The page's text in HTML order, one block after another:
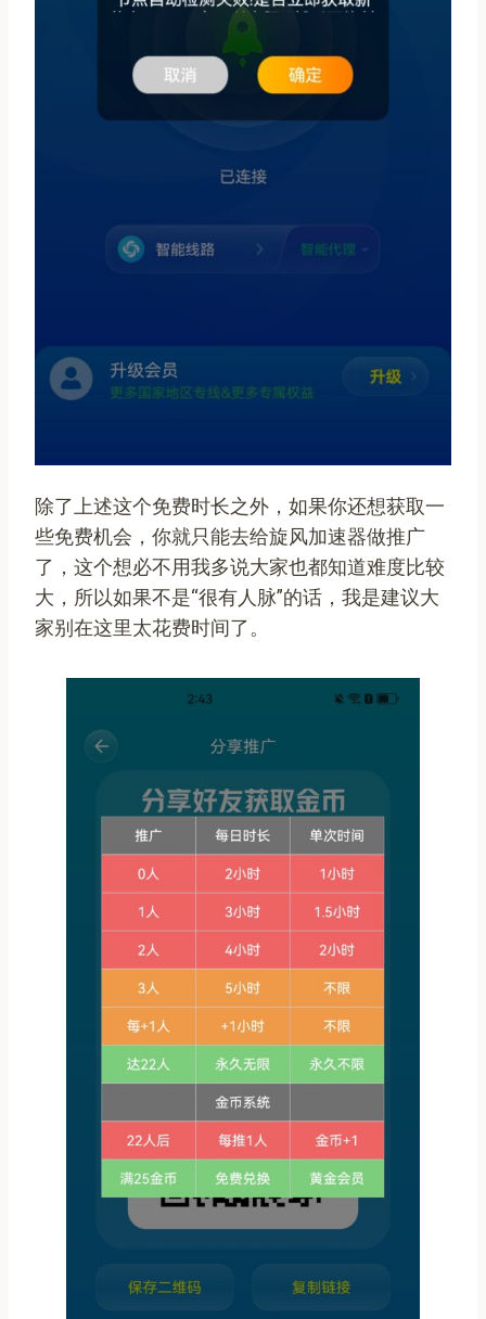
除了上述这个免费时长之外，如果你还想获取一
些免费机会，你就只能去给旋风加速器做推广
了，这个想必不用我多说大家也都知道难度比较
大，所以如果不是“很有人脉”的话，我是建议大
家别在这里太花费时间了。